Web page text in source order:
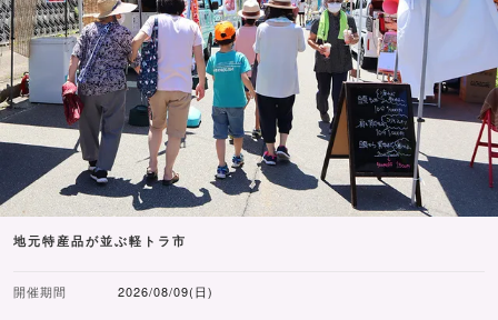
地元特産品が並ぶ軽トラ市
開催期間 2026/08/09(日)